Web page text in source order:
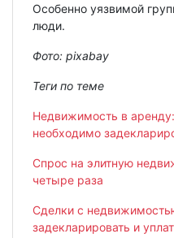
Особенно уязвимой
люди.
Фото: pixabay
Теги по теме
Недвижимость в
необходимо
Спрос на элитную
четыре раза
Сделки с
задекларировать и